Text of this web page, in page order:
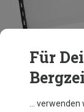
ONE SIZE
Für
…